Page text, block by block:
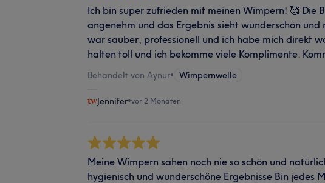
Ich bin super zufrieden mit meinen Wimpern! 🥰 Die
angenehm und das Ergebnis sieht wunderschön und
war sauber, professionell und ich habe mich direkt
halten toll und ich bekomme viele Komplimente.
Behandelt von Aynur• Wimpernwelle
Jennifer•vor 2 Monaten
Meine Wimpern sahen noch nie so schön und
hygienisch und wunderschöne Ergebnisse Bin jedes